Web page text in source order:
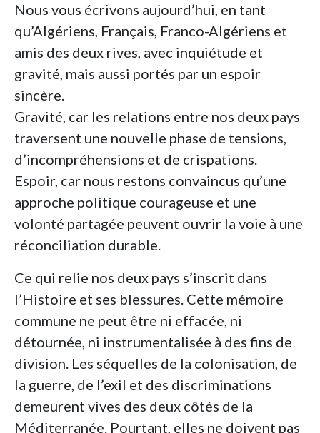
Nous vous écrivons aujourd’hui, en tant
qu’Algériens, Français, Franco-Algériens et
amis des deux rives, avec inquiétude et
gravité, mais aussi portés par un espoir
sincère.
Gravité, car les relations entre nos deux pays
traversent une nouvelle phase de tensions,
d’incompréhensions et de crispations.
Espoir, car nous restons convaincus qu’une
approche politique courageuse et une
volonté partagée peuvent ouvrir la voie à une
réconciliation durable.
Ce qui relie nos deux pays s’inscrit dans
l’Histoire et ses blessures. Cette mémoire
commune ne peut être ni effacée, ni
détournée, ni instrumentalisée à des fins de
division. Les séquelles de la colonisation, de
la guerre, de l’exil et des discriminations
demeurent vives des deux côtés de la
Méditerranée. Pourtant, elles ne doivent pas